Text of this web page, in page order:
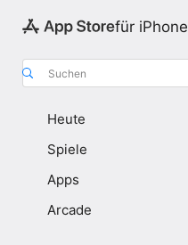
für iPhone
Suchen
Heute
Spiele
Apps
Arcade